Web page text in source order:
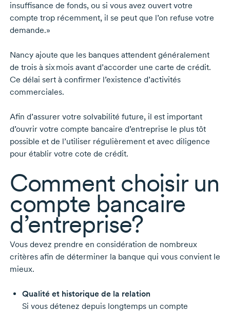
insuffisance de fonds, ou si vous avez ouvert votre
compte trop récemment, il se peut que l’on refuse votre
demande.»
Nancy ajoute que les banques attendent généralement
de trois à six mois avant d’accorder une carte de crédit.
Ce délai sert à confirmer l’existence d’activités
commerciales.
Afin d’assurer votre solvabilité future, il est important
d’ouvrir votre compte bancaire d’entreprise le plus tôt
possible et de l’utiliser régulièrement et avec diligence
pour établir votre cote de crédit.
Comment choisir un
compte bancaire
d’entreprise?
Vous devez prendre en considération de nombreux
critères afin de déterminer la banque qui vous convient le
mieux.
Qualité et historique de la relation
Si vous détenez depuis longtemps un compte